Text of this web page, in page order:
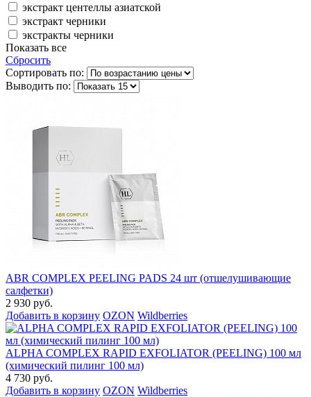
экстракт центеллы азиатской
экстракт черники
экстракты черники
Показать все
Сбросить
Сортировать по:
Выводить по:
ABR COMPLEX PEELING PADS 24 шт (отшелушивающие
салфетки)
2 930 руб.
Добавить в корзину OZON Wildberries
ALPHA COMPLEX RAPID EXFOLIATOR (PEELING) 100 мл
(химический пилинг 100 мл)
4 730 руб.
Добавить в корзину OZON Wildberries